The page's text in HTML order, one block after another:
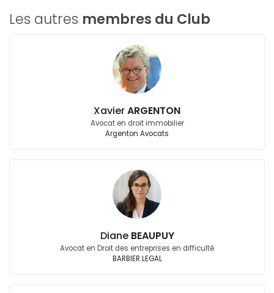
Les autres membres du Club
XavierARGENTON
Avocat en droit immobilier
Argenton Avocats
Diane BEAUPUY
Avocat en Droit des entreprises en difficulté
BARBIER LEGAL